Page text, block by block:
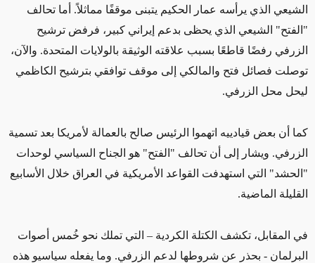
الشيعي الذي يرأسه عمار الحكيم يتبنى موقفًا مماثلاً. أما تحالف
"الفتح" الشيعي الذي يحظى بدعم إيراني كبير، فرفض ترشيح
الزرفي رفضًا قاطعًا بسبب علاقته الوثيقة بالولايات المتحدة. والآن،
توصلت فصائل فتح والمالكي إلى موقف توافقي بترشيح الكاظمي
ليحل محل الزرفي.
كما أن بعض قيادييه اتهموا الرئيس صالح بالعمالة لأمريكا بعد تسمية
الزرفي. ويشار إلى أن تحالف "الفتح" هو الجناح السياسي لوحدات
"الحشد" التي استهدفت القواعد الأمريكية في العراق خلال الأسابيع
القليلة الماضية.
في المقابل، تكشف الكتلة الكردية – التي تملك نحو خُمس أصوات
البرلمان - بحذر عن شروطها لدعم الزرفي. وما يفعله سياسيو هذه